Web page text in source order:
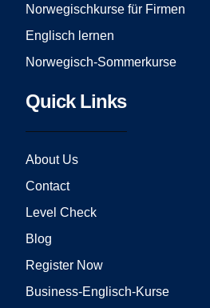
Norwegischkurse für Firmen
Englisch lernen
Norwegisch-Sommerkurse
Quick Links
About Us
Contact
Level Check
Blog
Register Now
Business-Englisch-Kurse